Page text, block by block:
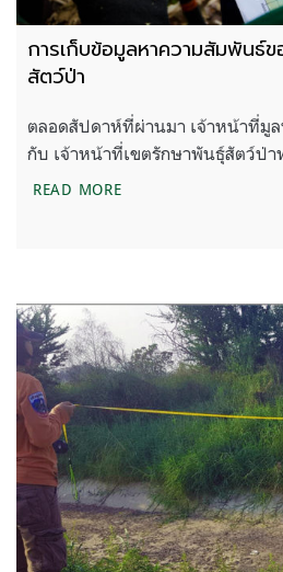
การเก็บข้อมูลหาความสัมพันธ์
สัตว์ป่า
ตลอดสัปดาห์ที่ผ่านมา เจ้าหน้าที่มูล
กับ เจ้าหน้าที่เขตรักษาพันธุ์สัตว์ป่า
READ MOREการเก็บข้อมูลหาความ